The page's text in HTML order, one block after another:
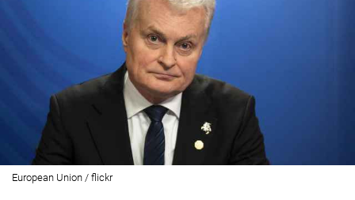
European Union / flickr